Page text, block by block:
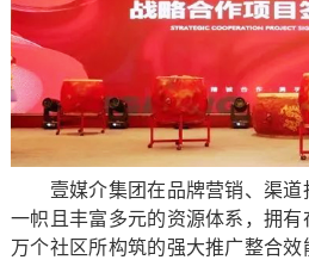
壹媒介集团在品牌营销、渠道
一帜且丰富多元的资源体系，拥
万个社区所构筑的强大推广整合